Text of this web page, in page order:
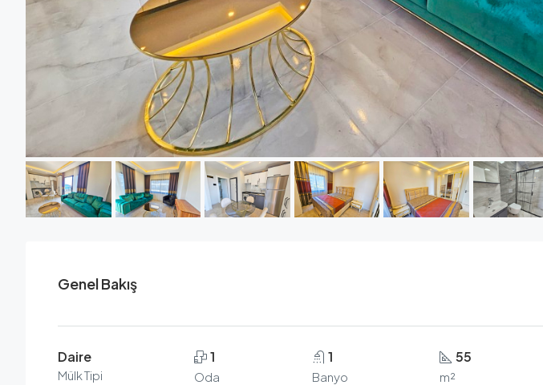
Genel Bakış
Daire
Mülk Tipi
1
Oda
1
Banyo
55
m²